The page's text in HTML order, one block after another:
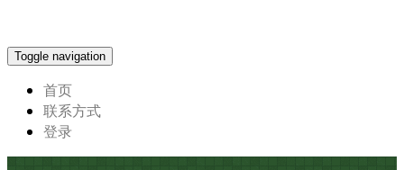
Toggle navigation
首页
联系方式
登录